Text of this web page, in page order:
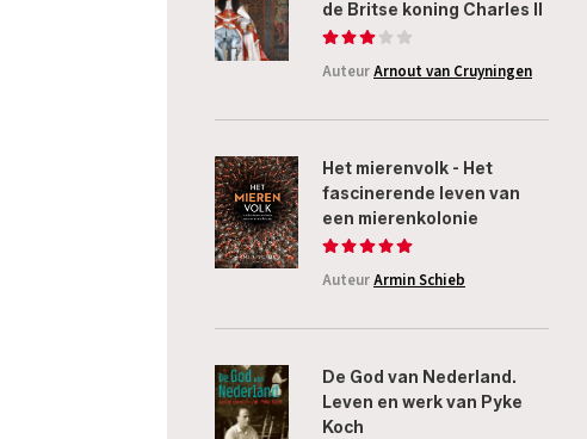
de Britse koning Charles II
AuteurArnout van Cruyningen
Het mierenvolk - Het
fascinerende leven van
een mierenkolonie
AuteurArmin Schieb
De God van Nederland.
Leven en werk van Pyke
Koch